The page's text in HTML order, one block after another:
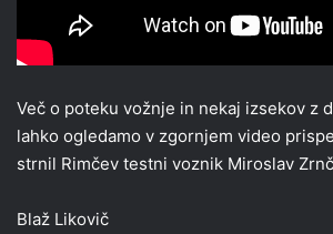
Več o poteku vožnje in nekaj izsekov z
lahko ogledamo v zgornjem video
strnil Rimčev testni voznik Miroslav
Blaž Likovič